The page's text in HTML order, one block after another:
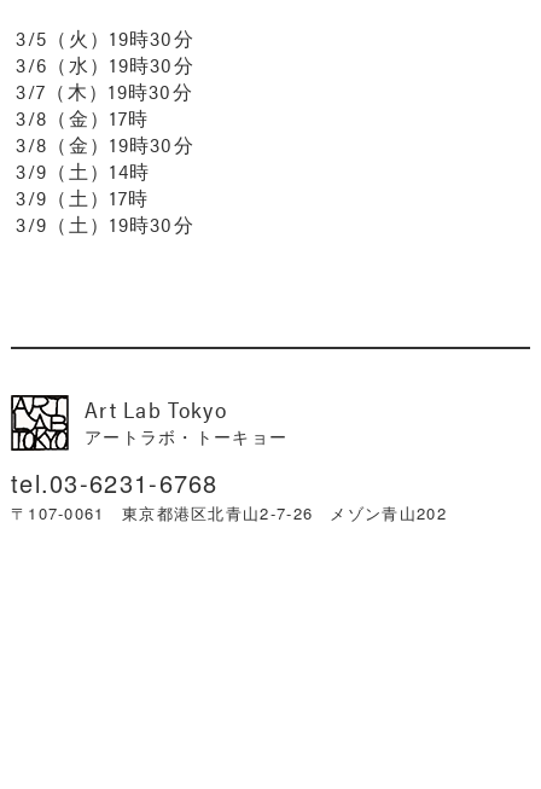
3/5（火）19時30分
3/6（水）19時30分
3/7（木）19時30分
3/8（金）17時
3/8（金）19時30分
3/9（土）14時
3/9（土）17時
3/9（土）19時30分
Art Lab Tokyo
アートラボ・トーキョー
03-6231-6768
〒107-0061 東京都港区北青山2-7-26 メゾン青山202